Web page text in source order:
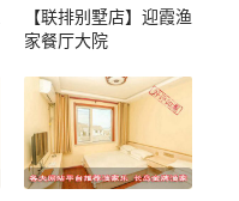
【联排别墅店】迎霞渔
家餐厅大院